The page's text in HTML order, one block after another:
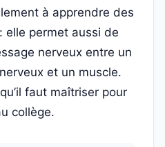
à apprendre des
permet aussi de
nerveux entre un
et un muscle.
faut maîtriser pour
collège.